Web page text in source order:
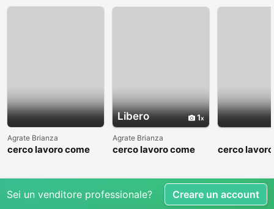
Agrate Brianza
cerco lavoro come
Libero 1
Agrate Brianza
cerco lavoro come
cerco
Sei un venditore professionale? Creare un account